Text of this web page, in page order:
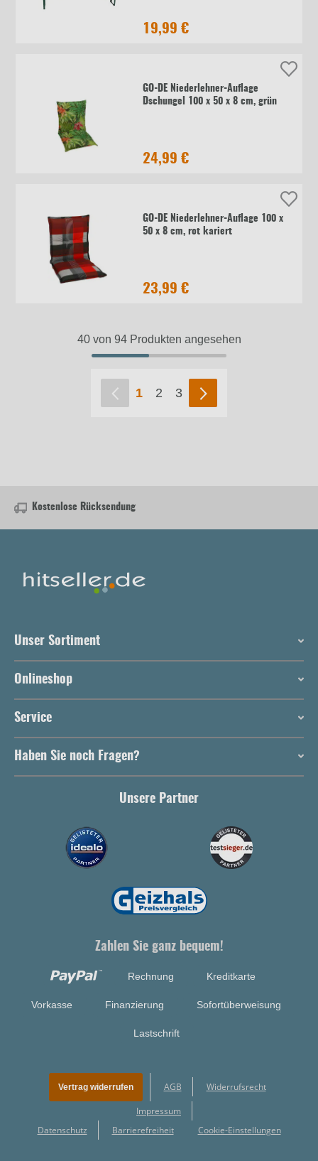
19,99 €
GO-DE Niederlehner-Auflage
Dschungel 100 x 50 x 8 cm, grün
24,99 €
GO-DE Niederlehner-Auflage 100 x
50 x 8 cm, rot kariert
23,99 €
40 von 94 Produkten angesehen
1 2 3
Kostenlose Rücksendung
Unser Sortiment
Onlineshop
Service
Haben Sie noch Fragen?
Unsere Partner
Zahlen Sie ganz bequem!
Rechnung Kreditkarte
Vorkasse Finanzierung Sofortüberweisung
Lastschrift
Vertrag widerrufen AGB Widerrufsrecht
Impressum
Datenschutz
Barrierefreiheit Cookie-Einstellungen